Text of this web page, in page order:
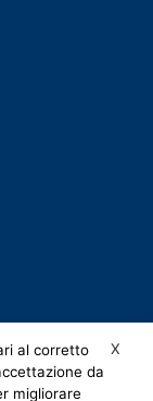
X
al corretto
da
migliorare